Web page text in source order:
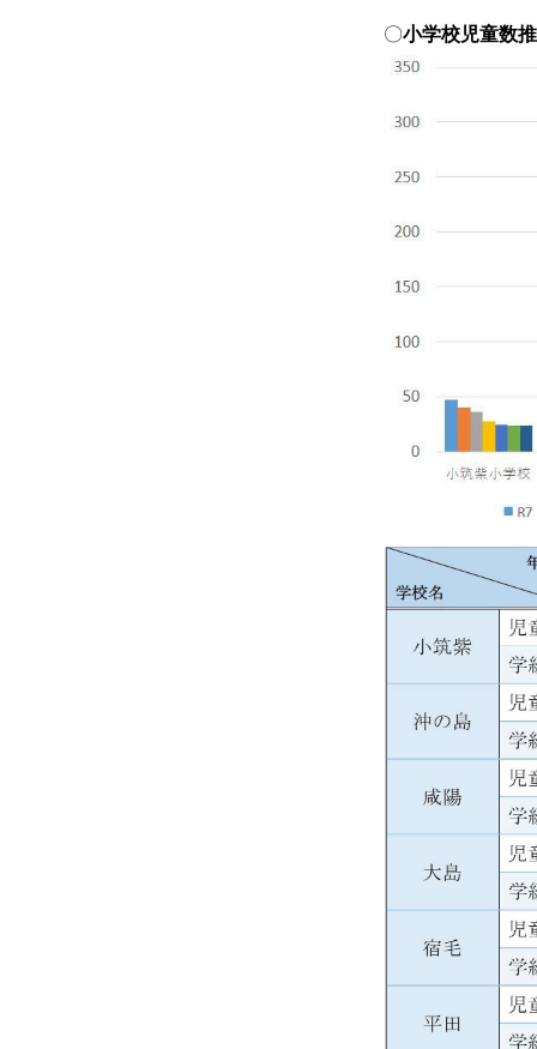
〇小学校児童数